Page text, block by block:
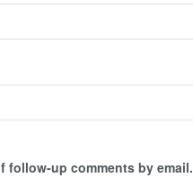
follow-up comments by email.